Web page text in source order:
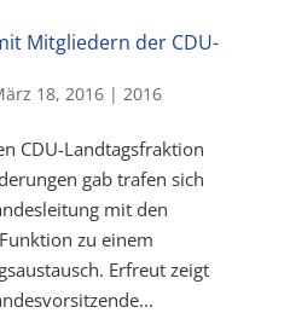
Mitgliedern der CDU-
18, 2016| 2016
CDU-Landtagsfraktion
gab trafen sich
mit den
zu einem
Erfreut zeigt